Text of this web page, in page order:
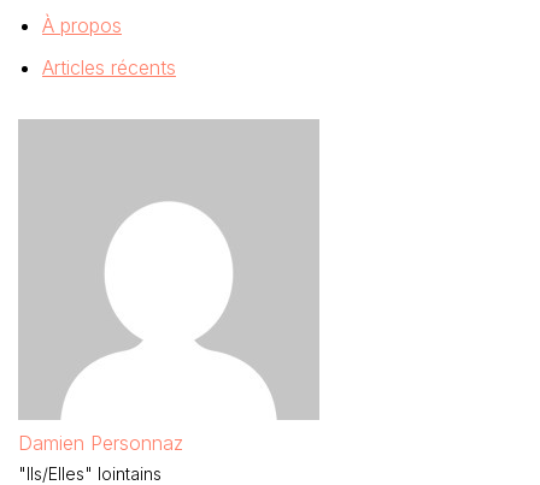
À propos
Articles récents
Damien Personnaz
"Ils/Elles" lointains